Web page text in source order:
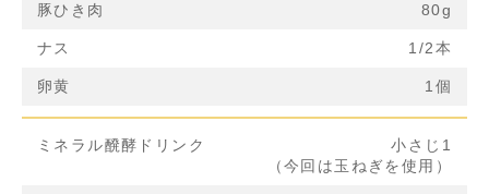
豚ひき肉 80g
ナス 1/2本
卵黄 1個
ミネラル醗酵ドリンク
小さじ1
（今回は玉ねぎを使用）